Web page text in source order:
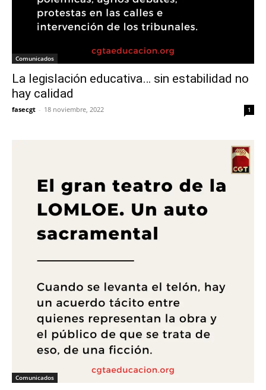
Comunicados
La legislación educativa… sin estabilidad no
hay calidad
fasecgt - 18 noviembre, 2022 1
Comunicados